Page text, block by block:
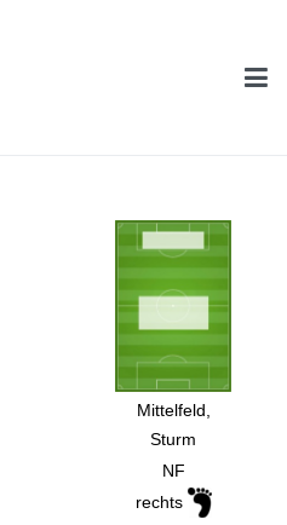
Mittelfeld,
Sturm
NF
rechts